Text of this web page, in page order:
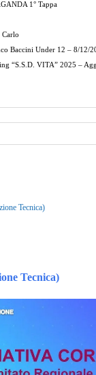
1° Tappa
Carlo
Baccini Under 12 – 8/12/
“S.S.D. VITA” 2025 –
Tecnica)
Tecnica)